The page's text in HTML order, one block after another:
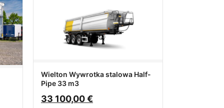
Wielton Wywrotka stalowa Half-
Pipe 33 m3
33 100,00€